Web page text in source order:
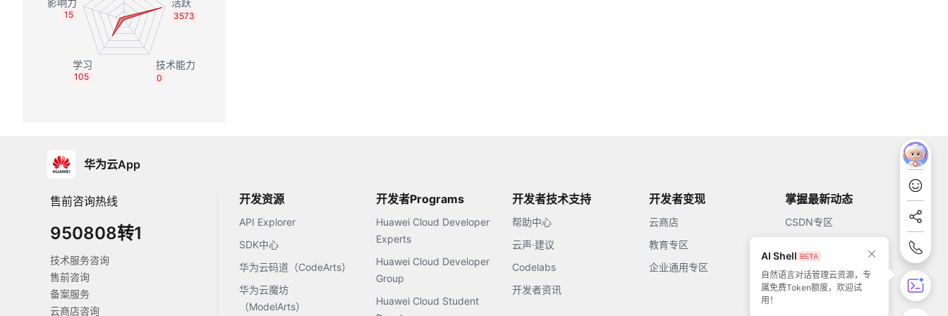
3573
0
105
15
华为云App
售前咨询热线
950808转1
技术服务咨询
售前咨询
备案服务
云商店咨询
开发资源
API Explorer
SDK中心
华为云码道（CodeArts）
华为云魔坊
（ModelArts）
开发者Programs
Huawei Cloud Developer
Experts
Huawei Cloud Developer
Group
Huawei Cloud Student
开发者技术支持
帮助中心
云声·建议
Codelabs
开发者资讯
开发者变现
云商店
教育专区
企业通用专区
掌握最新动态
CSDN专区
51CTO
AI Shell
自然语言对话管理云资源，专
属免费Token额度，欢迎试
用！